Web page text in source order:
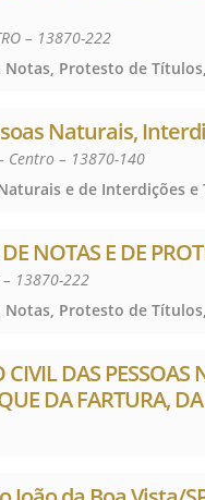
– 13870-222
Protesto de
Naturais,
Centro – 13870-140
NOTAS E DE
– 13870-222
Protesto de
CIVIL DAS
DA FARTURA,